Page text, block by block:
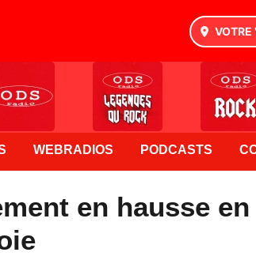
VOTRE
WEBRADIOS PODCASTS
en hausse en